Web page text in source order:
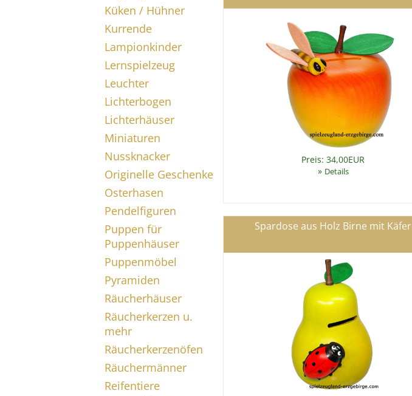
Küken / Hühner
Kurrende
Lampionkinder
Lernspielzeug
Leuchter
Lichterbogen
Lichterhäuser
Miniaturen
Nussknacker
Originelle Geschenke
Osterhasen
Pendelfiguren
Puppen für
Puppenhäuser
Puppenmöbel
Pyramiden
Räucherhäuser
Räucherkerzen u.
mehr
Räucherkerzenöfen
Räuchermänner
Reifentiere
Preis: 34,00EUR
» Details
Spardose aus Holz Birne mit Käfer